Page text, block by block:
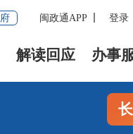
闽政通APP 登录
解读回应 办事